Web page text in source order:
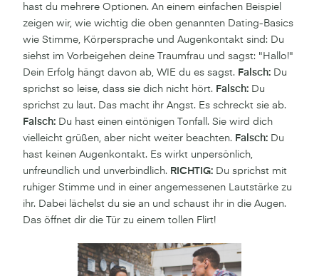
hast du mehrere Optionen. An einem einfachen Beispiel
zeigen wir, wie wichtig die oben genannten Dating-Basics
wie Stimme, Körpersprache und Augenkontakt sind: Du
siehst im Vorbeigehen deine Traumfrau und sagst: "Hallo!"
Dein Erfolg hängt davon ab, WIE du es sagst. Falsch: Du
sprichst so leise, dass sie dich nicht hört. Falsch: Du
sprichst zu laut. Das macht ihr Angst. Es schreckt sie ab.
Falsch: Du hast einen eintönigen Tonfall. Sie wird dich
vielleicht grüßen, aber nicht weiter beachten. Falsch: Du
hast keinen Augenkontakt. Es wirkt unpersönlich,
unfreundlich und unverbindlich. RICHTIG: Du sprichst mit
ruhiger Stimme und in einer angemessenen Lautstärke zu
ihr. Dabei lächelst du sie an und schaust ihr in die Augen.
Das öffnet dir die Tür zu einem tollen Flirt!